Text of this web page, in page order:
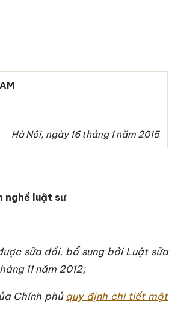
Hà Nội, ngày 16 tháng 1 năm 2015
nghề luật sư
sửa đổi, bổ sung bởi Luật sửa
11 năm 2012;
Chính phủ quy định chi tiết một